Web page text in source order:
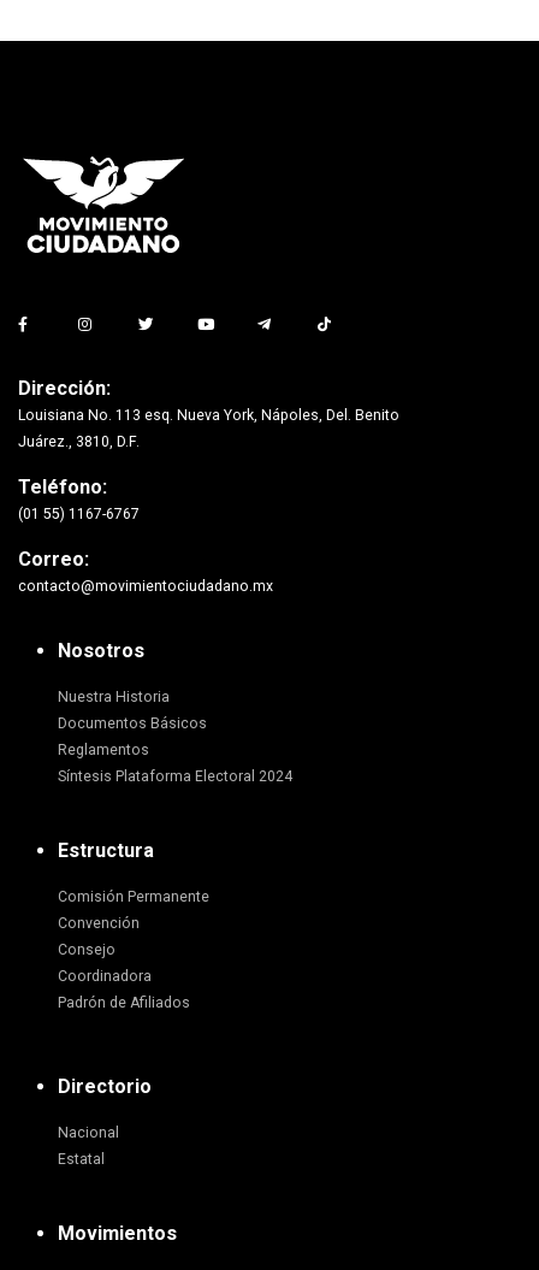
Dirección:
Louisiana No. 113 esq. Nueva York, Nápoles, Del. Benito
Juárez., 3810, D.F.
Teléfono:
(01 55) 1167-6767
Correo:
contacto@movimientociudadano.mx
Nosotros
Nuestra Historia
Documentos Básicos
Reglamentos
Síntesis Plataforma Electoral 2024
Estructura
Comisión Permanente
Convención
Consejo
Coordinadora
Padrón de Afiliados
Directorio
Nacional
Estatal
Movimientos